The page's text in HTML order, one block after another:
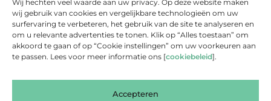
Wij hechten veel waarde aan uw privacy. Op deze website maken
wij gebruik van cookies en vergelijkbare technologieën om uw
surfervaring te verbeteren, het gebruik van de site te analyseren en
om u relevante advertenties te tonen. Klik op “Alles toestaan” om
akkoord te gaan of op “Cookie instellingen” om uw voorkeuren aan
te passen. Lees voor meer informatie ons [cookiebeleid].
Accepteren
leven verrijken, van praktische adviezen tot boeiende verhalen.
Bericht categorie
Onze informatie